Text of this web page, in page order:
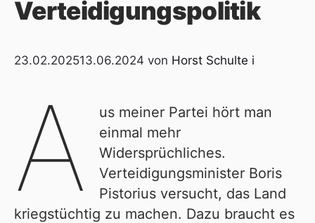
Verteidigungspolitik
23.02.202513.06.2024 von Horst Schulte i
A
us meiner Partei hört man
einmal mehr
Widersprüchliches.
Verteidigungsminister Boris
Pistorius versucht, das Land
kriegstüchtig zu machen. Dazu braucht es